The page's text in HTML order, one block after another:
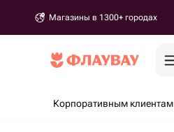
Магазины в 1300+ городах
Корпоративным клиентам